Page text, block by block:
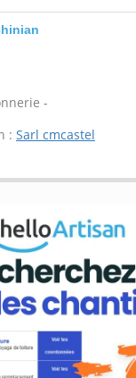
-
: Sarl cmcastel